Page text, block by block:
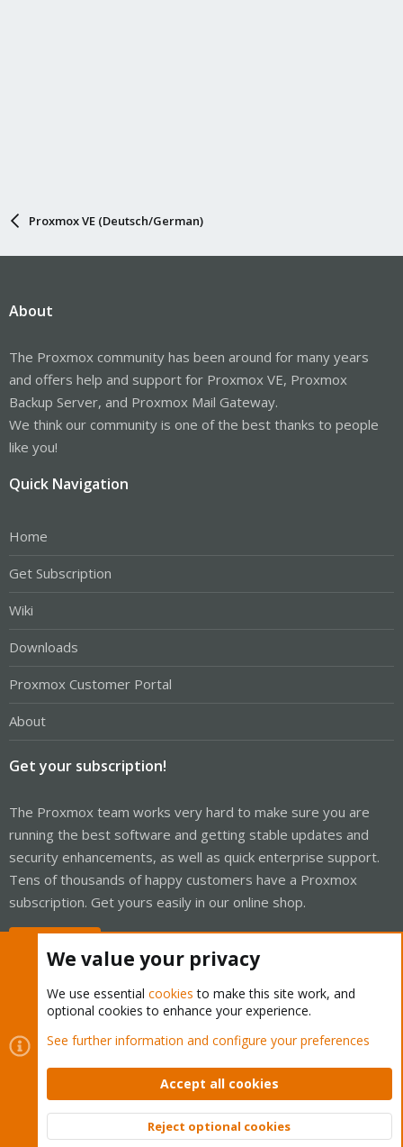
Proxmox VE (Deutsch/German)
About
The Proxmox community has been around for many years
and offers help and support for Proxmox VE, Proxmox
Backup Server, and Proxmox Mail Gateway.
We think our community is one of the best thanks to people
like you!
Quick Navigation
Home
Get Subscription
Wiki
Downloads
Proxmox Customer Portal
About
Get your subscription!
The Proxmox team works very hard to make sure you are
running the best software and getting stable updates and
security enhancements, as well as quick enterprise support.
Tens of thousands of happy customers have a Proxmox
subscription. Get yours easily in our online shop.
Cookies
Proxmox Support Forum - Light Mode
Contact us
Terms and rules Privacy policy Help Home
Community platform by XenForo © 2010-2026 XenForo Ltd.
Top
We value your privacy
We use essential cookies to make this site work, and
optional cookies to enhance your experience.
See further information and configure your preferences
Accept all cookies
Reject optional cookies